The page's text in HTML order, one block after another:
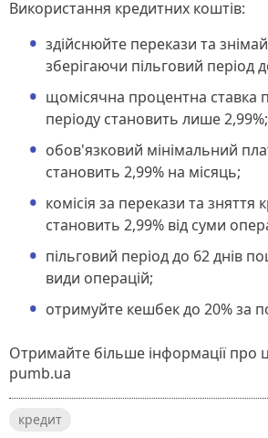
Використання кредитних коштів:
здійснюйте перекази та
зберігаючи пільговий період
щомісячна процентна ставка
періоду становить лише 2,99%;
обов'язковий мінімальний
становить 2,99% на місяць;
комісія за перекази та зняття
становить 2,99% від суми
пільговий період до 62 днів
види операцій;
отримуйте кешбек до 20% за
Отримайте більше інформації про
pumb.ua
кредит